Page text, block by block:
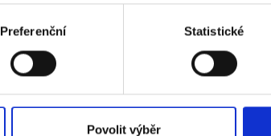
Preferenční Statistické
Povolit výběr
O MANŽELSTVÍ NIC